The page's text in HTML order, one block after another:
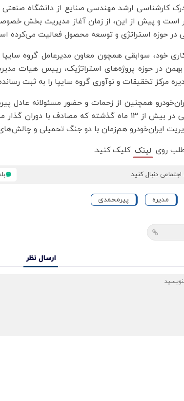
کارشناسی ارشد مهندسی صنایع از دانشگاه
است و پیش از این، از زمان آغاز مدیریت بخش خصوصی
در حوزه استراتژی و توسعه محصول فعالیت می‌کرده
خود، سوابقی همچون معاون مدیرعامل گروه سایپا
بهمن در حوزه پروژه‌های استراتژیک، رییس هیات
مرکز تخقیقات و نوآوری گروه سایپا را به ثبت
همچنین از زحمات و حضور مسئولانه عادل
تصدی مدیرعاملی در بیش از 13 ماه گذشته که
ایران‌خودرو هم‌زمان با دو جنگ تحمیلی و
روی لینک کلیک کنید.
دنبال کنید
مدیره پیرمحمدی
ارسال نظر